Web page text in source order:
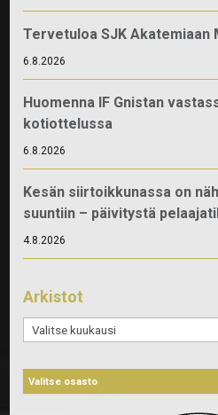
Tervetuloa SJK Akatemiaan
6.8.2026
Huomenna IF Gnistan
kotiottelussa
6.8.2026
Kesän siirtoikkunassa on
suuntiin – päivitystä
4.8.2026
Arkistot
Arkistot